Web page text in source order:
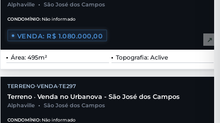
Alphaville • São José dos Campos
CONDOMÍNIO: Não informado
VENDA: R$ 1.080.000,00 ↗
Área: 495m² Topografia: Aclive
TERRENO•VENDA•TE297
Terreno • Venda no Urbanova - São José dos Campos
Alphaville • São José dos Campos
CONDOMÍNIO: Não informado